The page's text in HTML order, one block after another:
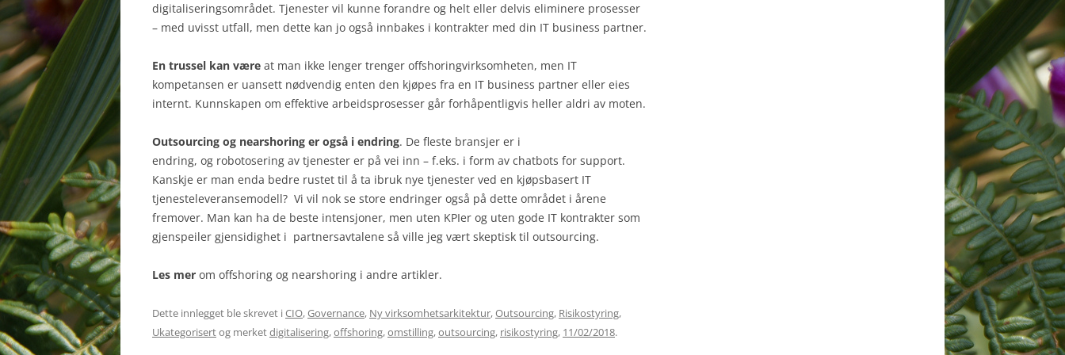
digitaliseringsområdet. Tjenester vil kunne forandre og helt eller delvis eliminere prosesser
– med uvisst utfall, men dette kan jo også innbakes i kontrakter med din IT business partner.
En trussel kan være at man ikke lenger trenger offshoringvirksomheten, men IT
kompetansen er uansett nødvendig enten den kjøpes fra en IT business partner eller eies
internt. Kunnskapen om effektive arbeidsprosesser går forhåpentligvis heller aldri av moten.
Outsourcing og nearshoring er også i endring. De fleste bransjer er i
endring, og robotosering av tjenester er på vei inn – f.eks. i form av chatbots for support.
Kanskje er man enda bedre rustet til å ta ibruk nye tjenester ved en kjøpsbasert IT
tjenesteleveransemodell? Vi vil nok se store endringer også på dette området i årene
fremover. Man kan ha de beste intensjoner, men uten KPIer og uten gode IT kontrakter som
gjenspeiler gjensidighet i partnersavtalene så ville jeg vært skeptisk til outsourcing.
Les mer om offshoring og nearshoring i andre artikler.
Dette innlegget ble skrevet iCIO,Governance, Ny virksomhetsarkitektur,Outsourcing, Risikostyring,
Ukategorisertog merketdigitalisering,offshoring,omstilling,outsourcing, risikostyring, 11/02/2018.